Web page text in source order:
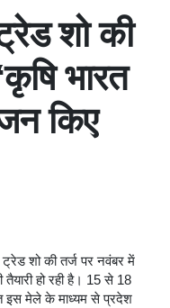
शो की
भारत
किए
शो की तर्ज पर नवंबर में
हो रही है। 15 से 18
इस मेले के माध्यम से प्रदेश